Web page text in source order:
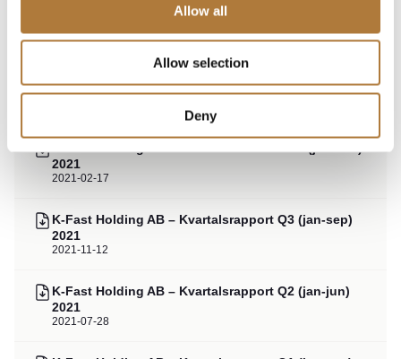
Allow all
Allow selection
Deny
K Fast Holding AB – Årsredovisning 2021
2021
2021-02-17
K-Fast Holding AB – Kvartalsrapport Q3 (jan-sep)
2021
2021-11-12
K-Fast Holding AB – Kvartalsrapport Q2 (jan-jun)
2021
2021-07-28